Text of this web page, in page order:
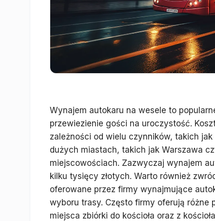
Wynajem autokaru na wesele to
przewiezienie gości na uroczystość.
zależności od wielu czynników, takich
dużych miastach, takich jak Warszawa
miejscowościach. Zazwyczaj wynajem
kilku tysięcy złotych. Warto również
oferowane przez firmy wynajmujące
wyboru trasy. Często firmy oferują
miejsca zbiórki do kościoła oraz z